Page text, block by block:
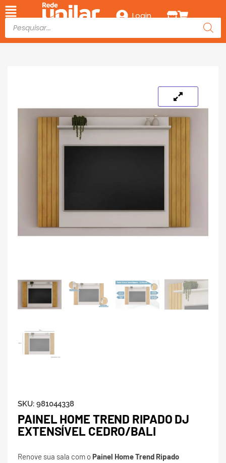
Login
SKU: 981044338
PAINEL HOME TREND RIPADO DJ
EXTENSÍVEL CEDRO/BALI
Renove sua sala com oPainel Home Trend Ripado